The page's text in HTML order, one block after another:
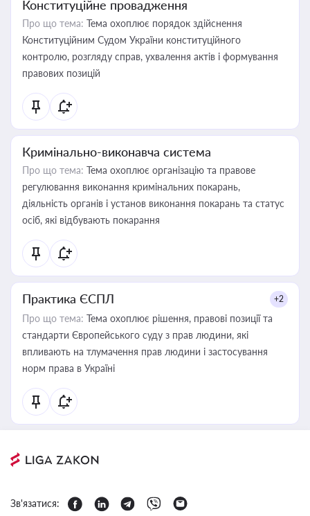
Конституційне провадження
Про що тема: Тема охоплює порядок здійснення
Конституційним Судом України конституційного
контролю, розгляду справ, ухвалення актів і формування
правових позицій
Кримінально-виконавча система
Про що тема: Тема охоплює організацію та правове
регулювання виконання кримінальних покарань,
діяльність органів і установ виконання покарань та статус
осіб, які відбувають покарання
Практика ЄСПЛ +2
Про що тема: Тема охоплює рішення, правові позиції та
стандарти Європейського суду з прав людини, які
впливають на тлумачення прав людини і застосування
норм права в Україні
Зв'язатися: